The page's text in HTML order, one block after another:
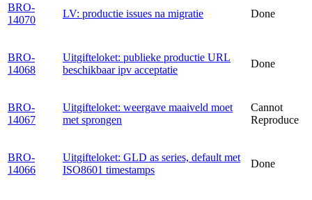
BRO-
14070
LV: productie issues na migratie Done
BRO-
14068
Uitgifteloket: publieke productie URL
beschikbaar ipv acceptatie
Done
BRO-
14067
Uitgifteloket: weergave maaiveld moet
met sprongen
Cannot
Reproduce
BRO-
14066
Uitgifteloket: GLD as series, default met
ISO8601 timestamps
Done